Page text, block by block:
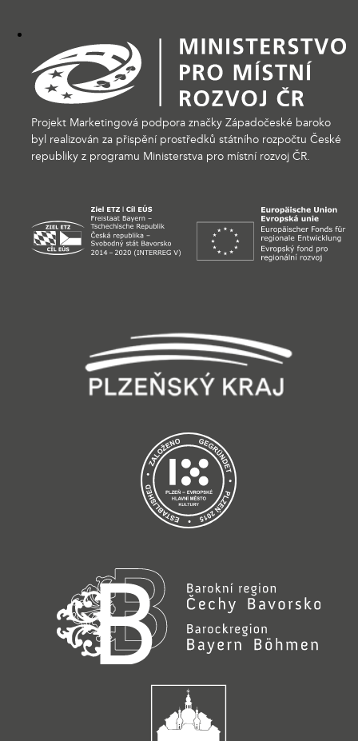
Projekt Marketingová podpora značky Západočeské baroko
byl realizován za přispění prostředků státního rozpočtu České
republiky z programu Ministerstva pro místní rozvoj ČR.